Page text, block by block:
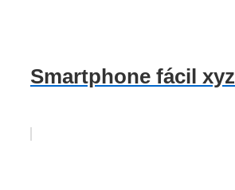
Smartphone fácil